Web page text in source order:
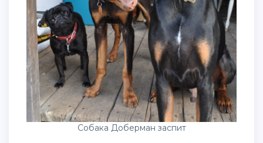
Собака Доберман заспит